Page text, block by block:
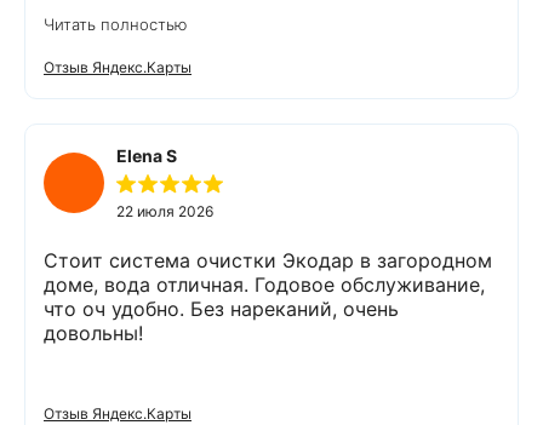
подобрать оптимальный вариант, пригласил в
офис для заключения договора. Оборудование
«Экодар компакт», которое я поставил,
существенно снизило жесткость воды,
убрало посторонние запахи. Вода стала
мягкой и приятной на вкус. Полностью
доволен сотрудничеством с Компанией
«Экодар». Рекомендую.
Читать полностью
Отзыв Яндекс.Карты
Elena S
22 июля 2026
Стоит система очистки Экодар в загородном
доме, вода отличная. Годовое обслуживание,
что оч удобно. Без нареканий, очень
довольны!
Отзыв Яндекс.Карты